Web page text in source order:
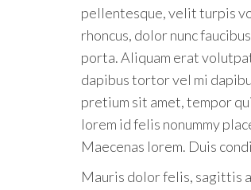
pellentesque, velit turpis
rhoncus, dolor nunc
porta. Aliquam erat
dapibus tortor vel mi
pretium sit amet, tempor
lorem id felis nonummy
Maecenas lorem. Duis
Mauris dolor felis, sagittis